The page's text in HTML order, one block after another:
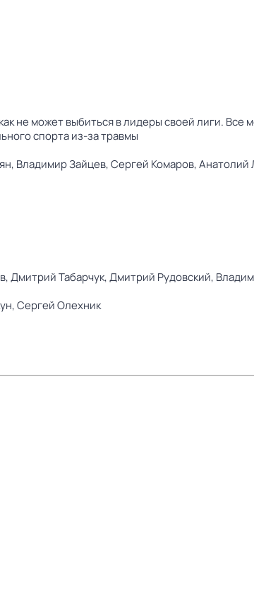
не может выбиться в лидеры своей лиги.
спорта из-за травмы
Владимир Зайцев,Сергей Комаров,Анатолий
Дмитрий Табарчук,Дмитрий Рудовский,
Сергей Олехник